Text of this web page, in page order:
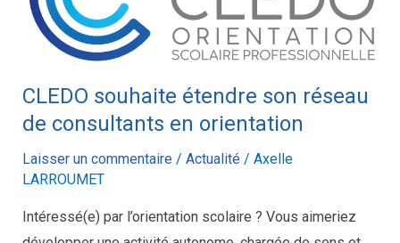
CLEDO souhaite étendre son réseau
de consultants en orientation
Laisser un commentaire / Actualité/ Axelle
LARROUMET
Intéressé(e) par l’orientation scolaire ? Vous aimeriez
son
réseau
consultants
en